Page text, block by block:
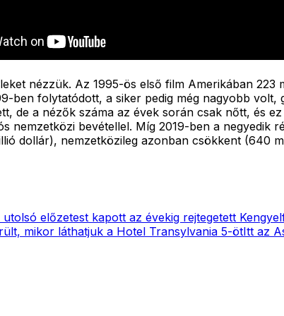
nézzük. Az 1995-ös első film Amerikában 223
ben folytatódott, a siker pedig még nagyobb volt,
de a nézők száma az évek során csak nőtt, és
nemzetközi bevétellel. Míg 2019-ben a
dollár), nemzetközileg azonban csökkent (640
utolsó előzetest kapott az évekig rejtegetett
mikor láthatjuk a Hotel Transylvania 5-ötItt az